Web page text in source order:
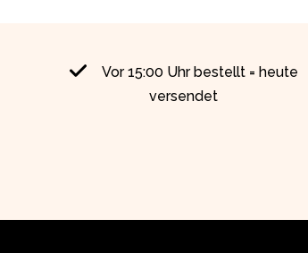
Vor 15:00 Uhr bestellt = heute
versendet